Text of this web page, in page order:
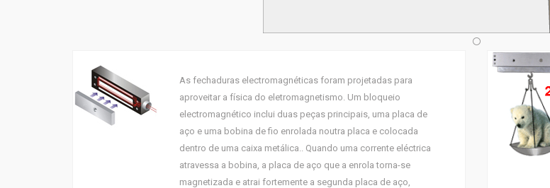
As fechaduras electromagnéticas foram projetadas para
aproveitar a física do eletromagnetismo. Um bloqueio
electromagnético inclui duas peças principais, uma placa de
aço e uma bobina de fio enrolada noutra placa e colocada
dentro de uma caixa metálica.. Quando uma corrente eléctrica
atravessa a bobina, a placa de aço que a enrola torna-se
magnetizada e atrai fortemente a segunda placa de aço,